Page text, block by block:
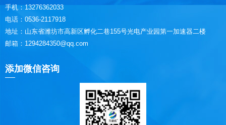
手机：13276362033
电话：0536-2117918
地址：山东省潍坊市高新区孵化二巷155号光电产业园第一加速器二楼
邮箱：1294284350@qq.com
添加微信咨询